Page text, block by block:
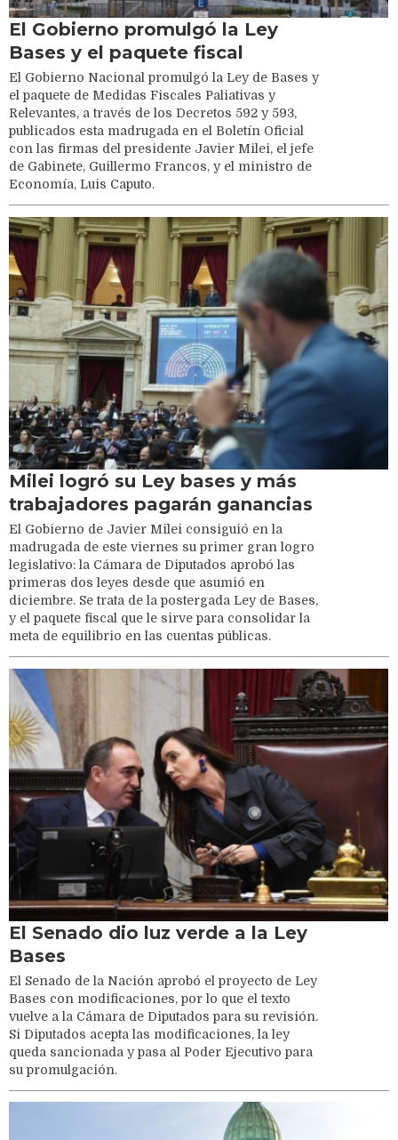
El Gobierno promulgó la Ley
Bases y el paquete fiscal
El Gobierno Nacional promulgó la Ley de Bases y
el paquete de Medidas Fiscales Paliativas y
Relevantes, a través de los Decretos 592 y 593,
publicados esta madrugada en el Boletín Oficial
con las firmas del presidente Javier Milei, el jefe
de Gabinete, Guillermo Francos, y el ministro de
Economía, Luis Caputo.
Milei logró su Ley bases y más
trabajadores pagarán ganancias
El Gobierno de Javier Milei consiguió en la
madrugada de este viernes su primer gran logro
legislativo: la Cámara de Diputados aprobó las
primeras dos leyes desde que asumió en
diciembre. Se trata de la postergada Ley de Bases,
y el paquete fiscal que le sirve para consolidar la
meta de equilibrio en las cuentas públicas.
El Senado dio luz verde a la Ley
Bases
El Senado de la Nación aprobó el proyecto de Ley
Bases con modificaciones, por lo que el texto
vuelve a la Cámara de Diputados para su revisión.
Si Diputados acepta las modificaciones, la ley
queda sancionada y pasa al Poder Ejecutivo para
su promulgación.